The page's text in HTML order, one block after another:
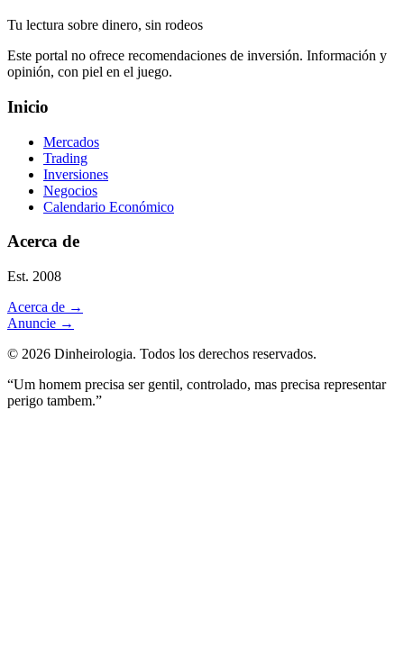
Tu lectura sobre dinero, sin rodeos
Este portal no ofrece recomendaciones de inversión. Información y
opinión, con piel en el juego.
Inicio
Mercados
Trading
Inversiones
Negocios
Calendario Económico
Acerca de
Est. 2008
Acerca de →
Anuncie →
© 2026 Dinheirologia. Todos los derechos reservados.
“Um homem precisa ser gentil, controlado, mas precisa representar
perigo tambem.”